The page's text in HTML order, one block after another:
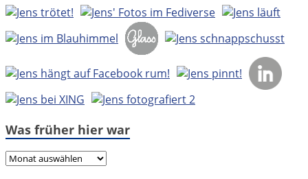
Was früher hier war
Was